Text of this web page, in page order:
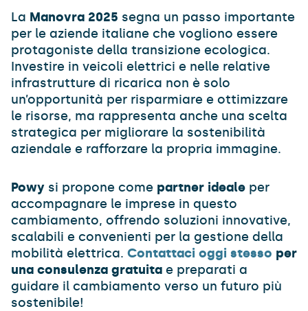
La Manovra 2025 segna un passo importante
per le aziende italiane che vogliono essere
protagoniste della transizione ecologica.
Investire in veicoli elettrici e nelle relative
infrastrutture di ricarica non è solo
un’opportunità per risparmiare e ottimizzare
le risorse, ma rappresenta anche una scelta
strategica per migliorare la sostenibilità
aziendale e rafforzare la propria immagine.
Powy si propone come partner ideale per
accompagnare le imprese in questo
cambiamento, offrendo soluzioni innovative,
scalabili e convenienti per la gestione della
mobilità elettrica. Contattaci oggi stesso per
una consulenza gratuita e preparati a
guidare il cambiamento verso un futuro più
sostenibile!